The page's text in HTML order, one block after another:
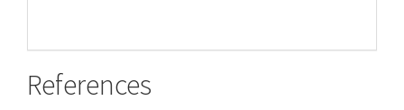
References